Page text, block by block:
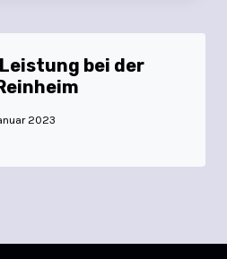
bei der
2023